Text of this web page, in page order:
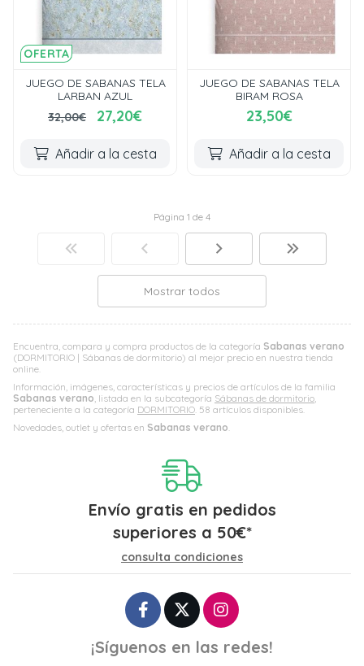
Encuentra, compara y compra productos de la categoría Sabanas verano
(DORMITORIO | Sábanas de dormitorio) al mejor precio en nuestra tienda
online.
Información, imágenes, características y precios de artículos de la familia
Sabanas verano, listada en la subcategoría Sábanas de dormitorio,
perteneciente a la categoría DORMITORIO. 58 artículos disponibles.
Novedades, outlet y ofertas en Sabanas verano.
OFERTA
JUEGO DE SABANAS TELA
LARBAN AZUL
32,00€
27,20€
Añadir a la cesta
JUEGO DE SABANAS TELA
BIRAM ROSA
23,50€
Añadir a la cesta
Página 1 de 4
Mostrar todos
Envío gratis en pedidos
superiores a 50€*
consulta condiciones
¡Síguenos en las redes!